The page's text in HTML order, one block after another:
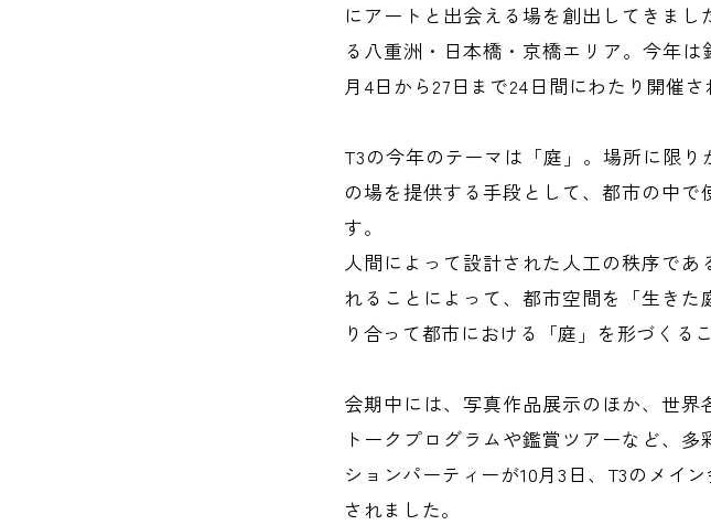
にアートと出会える場を創出してきま
る八重洲・日本橋・京橋エリア。今年
月4日から27日まで24日間にわたり開催さ
T3の今年のテーマは「庭」。場所に限
の場を提供する手段として、都市の中
す。
人間によって設計された人工の秩序で
れることによって、都市空間を「生き
り合って都市における「庭」を形づくる
会期中には、写真作品展示のほか、世
トークプログラムや鑑賞ツアーなど、
ションパーティーが10月3日、T3のメイ
されました。